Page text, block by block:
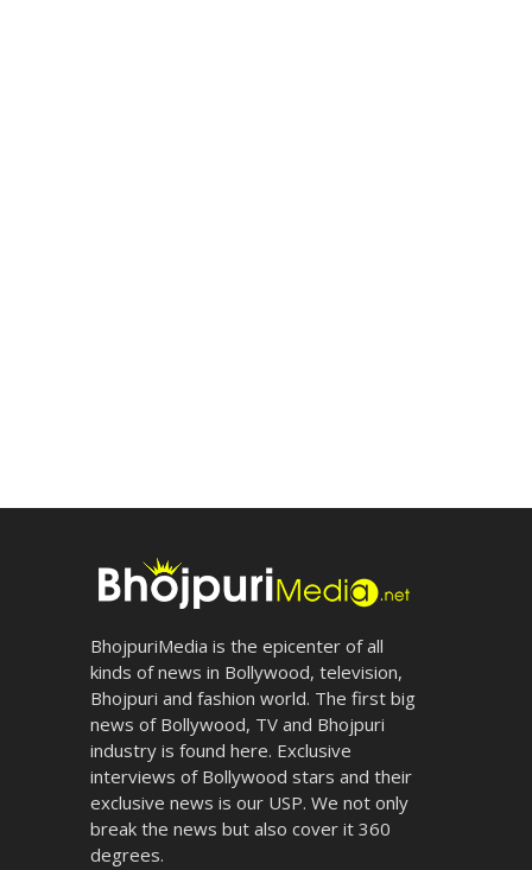
BhojpuriMedia is the epicenter of all
kinds of news in Bollywood, television,
Bhojpuri and fashion world. The first big
news of Bollywood, TV and Bhojpuri
industry is found here. Exclusive
interviews of Bollywood stars and their
exclusive news is our USP. We not only
break the news but also cover it 360
degrees.